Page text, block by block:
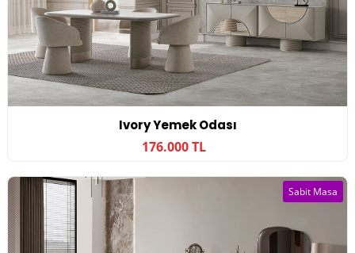
Ivory Yemek Odası
176.000 TL
Sabit Masa